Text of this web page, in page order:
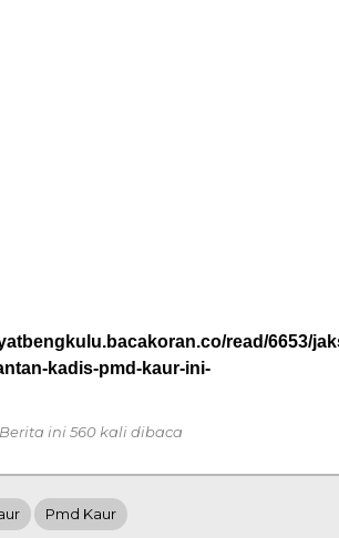
read/6653/
kadis-pmd-kaur-ini-
Berita ini 560 kali dibaca
Pmd Kaur